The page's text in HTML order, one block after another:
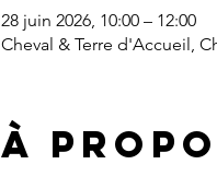
28 juin 2026, 10:00 – 12:00
Cheval & Terre d'Accueil,
À